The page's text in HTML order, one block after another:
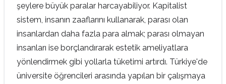
şeylere büyük paralar harcayabiliyor. Kapitalist
sistem, insanın zaaflarını kullanarak, parası olan
insanlardan daha fazla para almak; parası olmayan
insanları ise borçlandırarak estetik ameliyatlara
yönlendirmek gibi yollarla tüketimi artırdı. Türkiye'de
üniversite öğrencileri arasında yapılan bir çalışmaya